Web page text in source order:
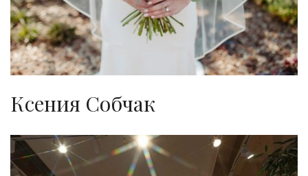
Ксения Собчак